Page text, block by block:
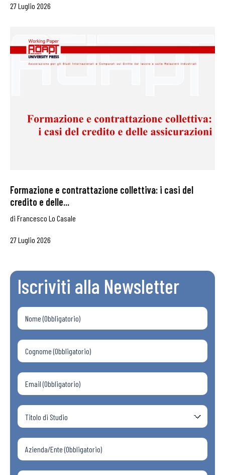
27 Luglio 2026
Formazione e contrattazione collettiva: i casi del
credito e delle...
di Francesco Lo Casale
27 Luglio 2026
Iscriviti alla Newsletter